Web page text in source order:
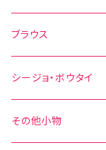
その他の柄
無地
その他の柄
水玉
花柄
無地
ブラウス
水玉
花柄
シージョ・ボウタイ
シージョ
その他小物